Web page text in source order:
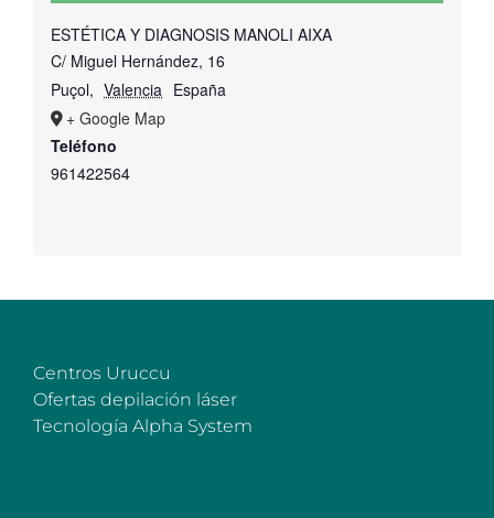
ESTÉTICA Y DIAGNOSIS MANOLI AIXA
C/ Miguel Hernández, 16
Puçol, Valencia España
+ Google Map
Teléfono
961422564
Centros Uruccu
Ofertas depilación láser
Tecnología Alpha System